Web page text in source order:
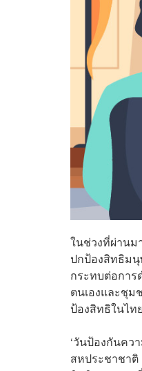
ในช่วงที่ผ่านม
ปกป้องสิทธิม
กระทบต่อกา
ตนเองและชุม
ป้องสิทธิในไท
‘วันป้องกันคว
สหประชาชาติ